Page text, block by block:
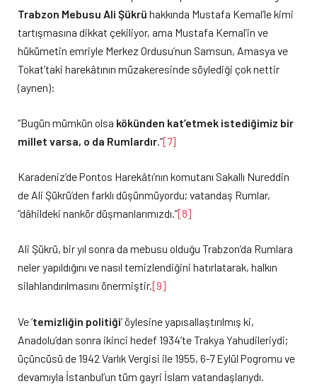
Trabzon Mebusu Ali Şükrü hakkında Mustafa Kemal’le kimi
tartışmasına dikkat çekiliyor, ama Mustafa Kemal’in ve
hükümetin emriyle Merkez Ordusu’nun Samsun, Amasya ve
Tokat’taki harekâtının müzakeresinde söylediği çok nettir
(aynen):
“Bugün mümkün olsa kökünden kat’etmek istediğimiz bir
millet varsa, o da Rumlardır.”[7]
Karadeniz’de Pontos Harekâtı’nın komutanı Sakallı Nureddin
de Ali Şükrü’den farklı düşünmüyordu; vatandaş Rumlar,
“dâhildeki nankör düşmanlarımızdı.”[8]
Ali Şükrü, bir yıl sonra da mebusu olduğu Trabzon’da Rumlara
neler yapıldığını ve nasıl temizlendiğini hatırlatarak, halkın
silahlandırılmasını önermiştir.[9]
Ve ‘temizliğin politiği’ öylesine yapısallaştırılmış ki,
Anadolu’dan sonra ikinci hedef 1934’te Trakya Yahudileriydi;
üçüncüsü de 1942 Varlık Vergisi ile 1955, 6-7 Eylül Pogromu ve
devamıyla İstanbul’un tüm gayri İslam vatandaşlarıydı.